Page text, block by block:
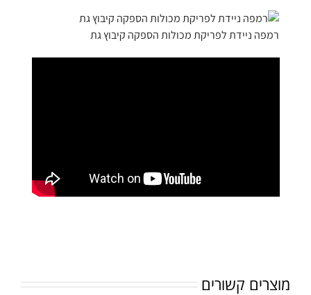
רמפה ניידת לפריקת מכולות הספקה קיבוץ גת
מוצרים קשורים